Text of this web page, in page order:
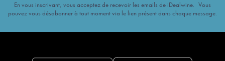
En vous inscrivant, vous acceptez de recevoir les emails de iDealwine. Vous
pouvez vous désabonner à tout moment via le lien présent dans chaque message.